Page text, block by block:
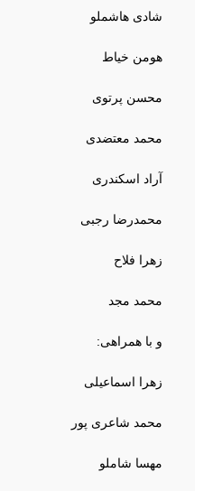
شادی هاشملو
هومن خیاط
محسن پرتوی‌
محمد معتضدی
آراد اسکندری
محمدرضا رجبی
زهرا فلاح
محمد مجد
و با همراهی:
زهرا اسماعیلی
محمد شاعری پور
مهسا شاملو